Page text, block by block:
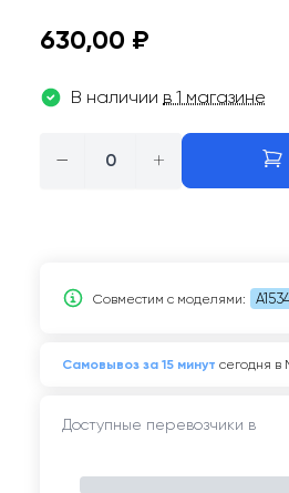
630,00 ₽
В наличии в 1 магазине
− +
Совместим c моделями:
Самовывоз за 15 минут сегодня в
Доступные перевозчики в